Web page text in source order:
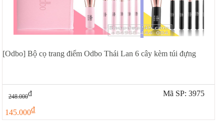
[Odbo] Bộ cọ trang điểm Odbo Thái Lan 6 cây kèm túi đựng
248.000đ
145.000đ
Mã SP: 3975